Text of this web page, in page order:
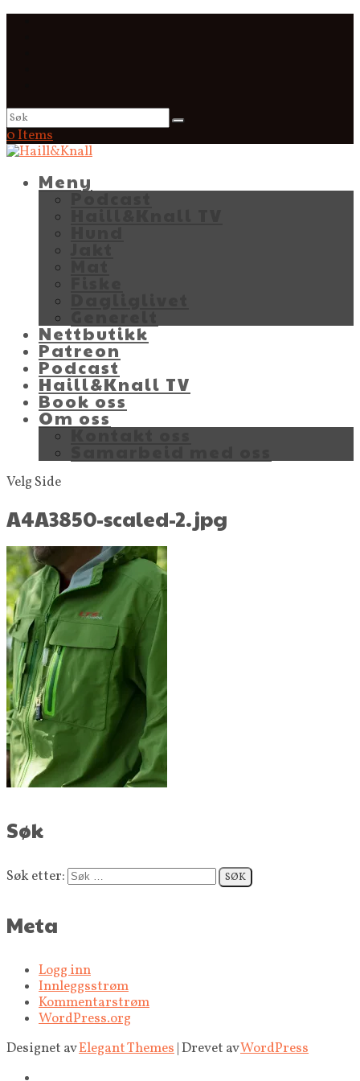
0 Items
Meny
Podcast
Nettbutikk
Patreon
Podcast
Haill&Knall TV
Book oss
Om oss
Kontakt oss
Velg Side
A4A3850-scaled-2.jpg
Søk
Søk etter:
Meta
Logg inn
Innleggsstrøm
Kommentarstrøm
WordPress.org
Designet avElegant Themes | Drevet avWordPress